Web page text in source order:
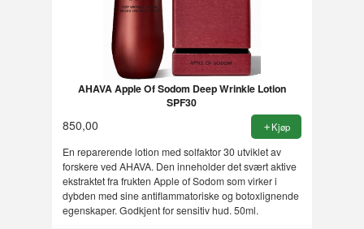
AHAVA Apple Of Sodom Deep Wrinkle Lotion
SPF30
850,00 Kjøp
En reparerende lotion med solfaktor 30 utviklet av
forskere ved AHAVA. Den inneholder det svært aktive
ekstraktet fra frukten Apple of Sodom som virker i
dybden med sine antiflammatoriske og botoxlignende
egenskaper. Godkjent for sensitiv hud. 50ml.